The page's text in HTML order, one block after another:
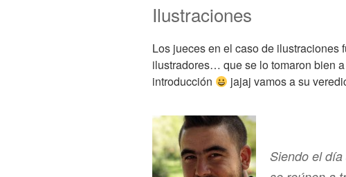
Ilustraciones
Los jueces en el caso de ilustraciones
ilustradores… que se lo tomaron bien
introducción
jajaj vamos a su
Siendo el día